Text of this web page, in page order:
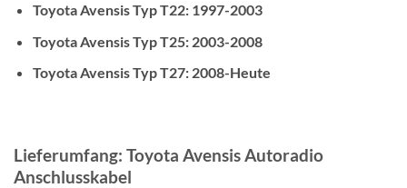
Toyota Avensis Typ T22: 1997-2003
Toyota AvensisTyp T25: 2003-2008
ToyotaAvensisTyp T27: 2008-Heute
Lieferumfang: Toyota Avensis Autoradio
Anschlusskabel